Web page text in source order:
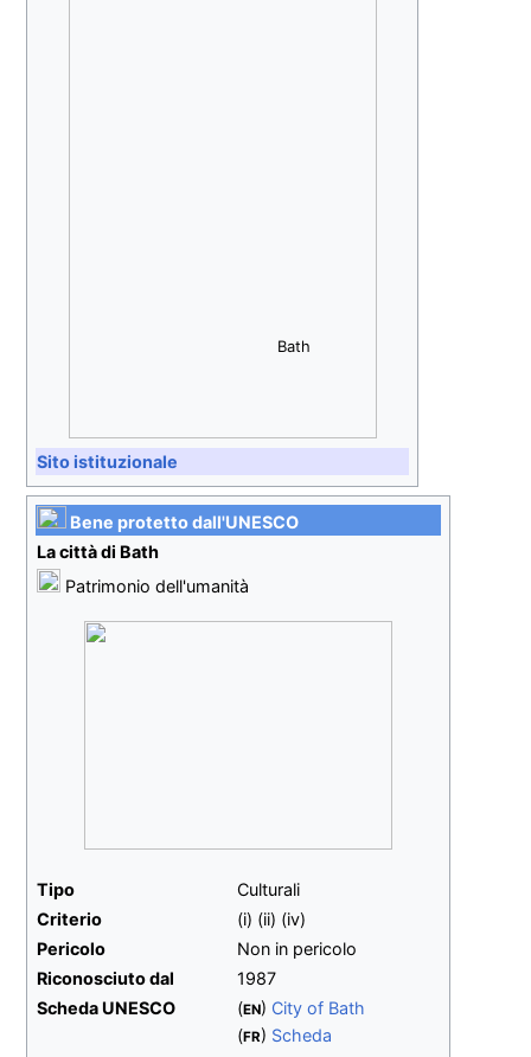
Bath
Sito istituzionale
Bene protetto dall'UNESCO
La città di Bath
Patrimonio dell'umanità
Tipo
Culturali
Criterio
(i) (ii) (iv)
Pericolo
Non in pericolo
Riconosciuto dal
1987
Scheda UNESCO
(EN) City of Bath
(FR) Scheda